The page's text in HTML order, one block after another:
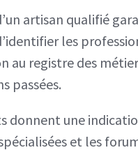
artisan qualifié
les
au registre des
passées.
donnent une
et les